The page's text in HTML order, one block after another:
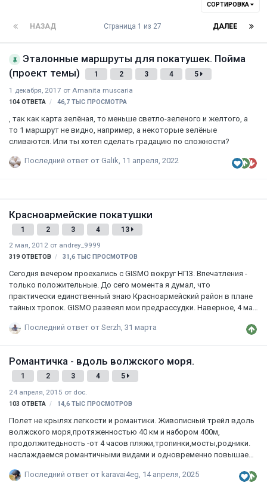
СОРТИРОВКА
НАЗАД ДАЛЕЕ
Страница 1 из 27
Эталонные маршруты для покатушек. Пойма
(проект темы)
1 2 3 4
5
1 декабря, 2017 от Amanita muscaria
104 ОТВЕТА 46,7 ТЫС ПРОСМОТРА
, так как карта зелёная, то меньше светло-зеленого и желтого, а
то 1 маршрут не видно, например, а некоторые зелёные
сливаются. Или ты хотел сделать градацию по сложности?
Последний ответ от Galik, 11 апреля, 2022
Красноармейские покатушки
1 2 3 4
13
2 мая, 2012 от andrey_9999
319 ОТВЕТОВ 31,6 ТЫС ПРОСМОТРОВ
Сегодня вечером проехались с GISMO вокруг НПЗ. Впечатления -
только положительные. До сего момента я думал, что
практически единственный знаю Красноармейский район в плане
тайных тропок. GISMO развеял мои предрассудки. Наверное, 4 мая
завтра, то я скорее всего не смогу.
Последний ответ от Serzh 31 марта
Романтичка - вдоль волжского моря.
1 2 3 4
5
24 апреля, 2015 от doc.
103 ОТВЕТА 14,6 ТЫС ПРОСМОТРОВ
Полет не крылях легкости и романтики. Живописный трейл вдоль
волжского моря,протяженностью 40 км и набором 400м,
продолжитедьность -от 4 часов пляжи,тропинки,мосты,родники.
наслаждаемся романтичными видами и одновременно повышаем
диамант.Последний ответ от karavai4eg 14 апреля, 2025